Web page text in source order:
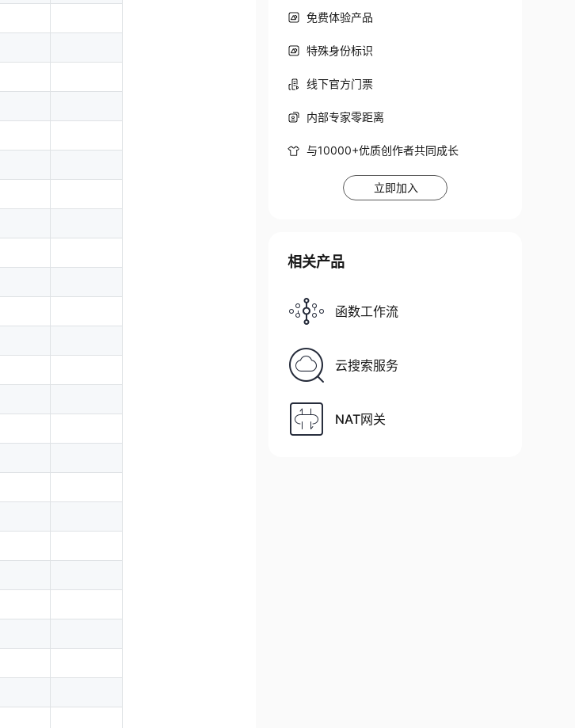
免费体验产品
特殊身份标识
线下官方门票
内部专家零距离
与10000+优质创作者共同成长
立即加入
相关产品
函数工作流
云搜索服务
NAT网关